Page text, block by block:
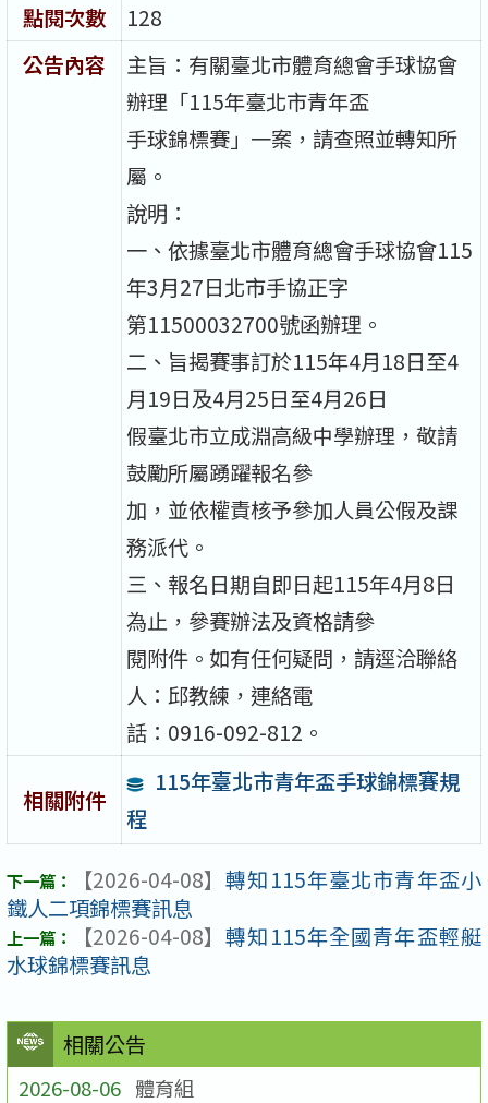
相關公告
2026-08-06 體育組
點閱次數
128
公告內容
主旨：有關臺北市體育總會手球協會
辦理「115年臺北市青年盃
手球錦標賽」一案，請查照並轉知所
屬。
說明：
一、依據臺北市體育總會手球協會115
年3月27日北市手協正字
第11500032700號函辦理。
二、旨揭賽事訂於115年4月18日至4
月19日及4月25日至4月26日
假臺北市立成淵高級中學辦理，敬請
鼓勵所屬踴躍報名參
加，並依權責核予參加人員公假及課
務派代。
三、報名日期自即日起115年4月8日
為止，參賽辦法及資格請參
閱附件。如有任何疑問，請逕洽聯絡
人：邱教練，連絡電
話：0916-092-812。
相關附件
115年臺北市青年盃手球錦標賽規
程
【2026-04-08】 轉知115年臺北市青年盃小
鐵人二項錦標賽訊息
【2026-04-08】 轉知115年全國青年盃輕艇
水球錦標賽訊息